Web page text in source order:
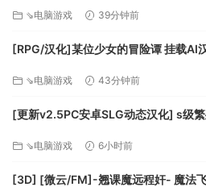
最低系统要求：
Microsoft® Windows®
处理器
512 MB 内存
100% DirectX® 9.0c 16位声卡
⇘电脑游戏 39分钟前
[RPG/汉化]某位少女的冒险谭 挂载AI
⇘电脑游戏 43分钟前
[更新v2.5PC安卓SLG动态汉化] s级
⇘电脑游戏 6小时前
[3D] [微云/FM]-翘课魔远程奸- 魔法飞机杯模拟器3D/-サボり魔遠